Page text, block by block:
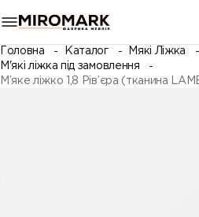
Головна Каталог
Мякі Ліжка
М'які ліжка під замовлення
М’яке ліжко 1,8 Рів’єра (тканина